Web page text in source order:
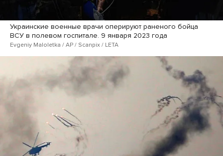
Украинские военные врачи оперируют раненого бойца
ВСУ в полевом госпитале. 9 января 2023 года
Evgeniy Maloletka / AP / Scanpix / LETA